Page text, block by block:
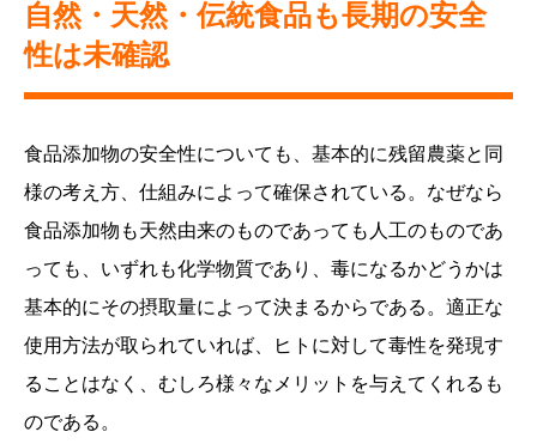
自然・天然・伝統食品も長期の安全
性は未確認
食品添加物の安全性についても、基本的に残留農薬と同
様の考え方、仕組みによって確保されている。なぜなら
食品添加物も天然由来のものであっても人工のものであ
っても、いずれも化学物質であり、毒になるかどうかは
基本的にその摂取量によって決まるからである。適正な
使用方法が取られていれば、ヒトに対して毒性を発現す
ることはなく、むしろ様々なメリットを与えてくれるも
のである。